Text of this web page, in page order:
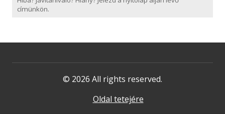
címünkön.
© 2026 All rights reserved.
Oldal tetejére